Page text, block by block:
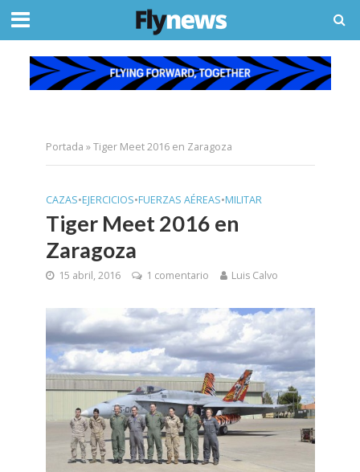
Portada »Tiger Meet 2016 en Zaragoza
CAZAS•EJERCICIOS•FUERZAS AÉREAS•MILITAR
Tiger Meet 2016 en
Zaragoza
15 abril, 2016 1 comentario Luis Calvo